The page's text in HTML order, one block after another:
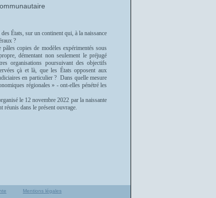
États, sur un continent qui, à la naissance
?
copies de modèles expérimentés sous
démentant non seulement le préjugé
organisations poursuivant des objectifs
çà et là, que les États opposent aux
en particulier ? Dans quelle mesure
régionales » - ont-elles pénétré les
le 12 novembre 2022 par la naissante
réunis dans le présent ouvrage.
Mentions légales